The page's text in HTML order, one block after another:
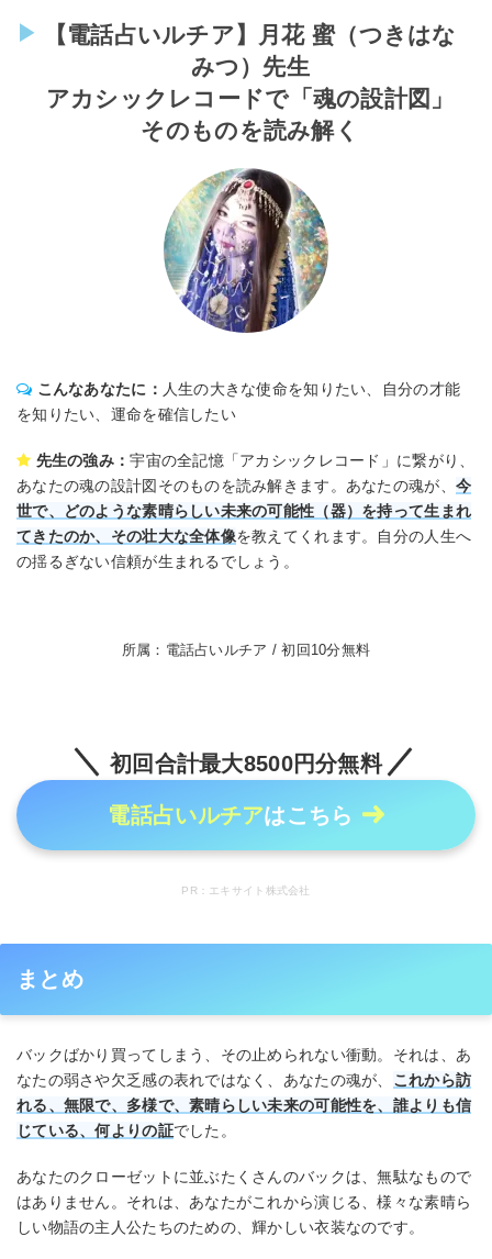
【電話占いルチア】月花 蜜（つきはな
みつ）先生
アカシックレコードで「魂の設計図」
そのものを読み解く
こんなあなたに： 人生の大きな使命を知りたい、自分の才能
を知りたい、運命を確信したい
先生の強み：宇宙の全記憶「アカシックレコード」に繋がり、
あなたの魂の設計図そのものを読み解きます。あなたの魂が、 今
世で、どのような素晴らしい未来の可能性（器）を持って生まれ
てきたのか、その壮大な全体像を教えてくれます。自分の人生へ
の揺るぎない信頼が生まれるでしょう。
所属：電話占いルチア / 初回10分無料
初回合計最大8500円分無料
電話占いルチアはこちら
PR：エキサイト株式会社
まとめ
バックばかり買ってしまう、その止められない衝動。それは、あ
なたの弱さや欠乏感の表れではなく、あなたの魂が、 これから訪
れる、無限で、多様で、素晴らしい未来の可能性を、誰よりも信
じている、何よりの証でした。
あなたのクローゼットに並ぶたくさんのバックは、無駄なもので
はありません。それは、あなたがこれから演じる、様々な素晴ら
しい物語の主人公たちのための、輝かしい衣装なのです。